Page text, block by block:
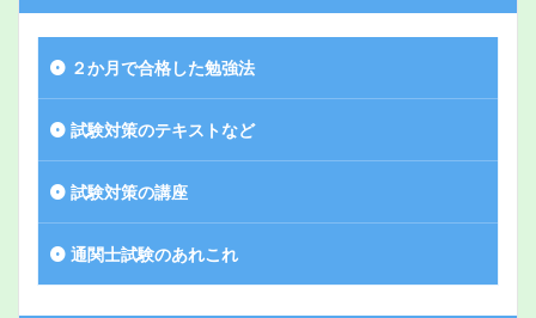
２か月で合格した勉強法
試験対策のテキストなど
試験対策の講座
通関士試験のあれこれ